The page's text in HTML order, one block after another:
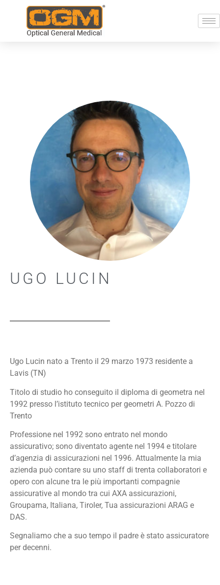
UGO LUCIN
Ugo Lucin nato a Trento il 29 marzo 1973 residente a
Lavis (TN)
Titolo di studio ho conseguito il diploma di geometra nel
1992 presso l’istituto tecnico per geometri A. Pozzo di
Trento
Professione nel 1992 sono entrato nel mondo
assicurativo; sono diventato agente nel 1994 e titolare
d’agenzia di assicurazioni nel 1996. Attualmente la mia
azienda può contare su uno staff di trenta collaboratori e
opero con alcune tra le più importanti compagnie
assicurative al mondo tra cui AXA assicurazioni,
Groupama, Italiana, Tiroler, Tua assicurazioni ARAG e
DAS.
Segnaliamo che a suo tempo il padre è stato assicuratore
per decenni.